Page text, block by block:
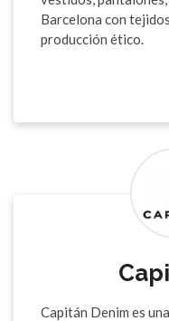
Barcelona con
producción ético.
Capitán Denim es